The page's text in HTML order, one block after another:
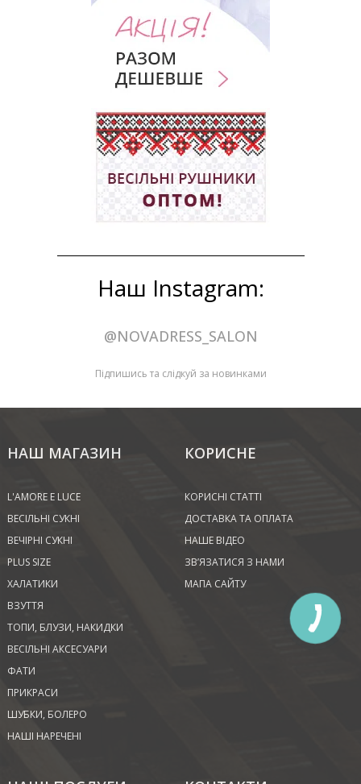
Наш Instagram:
@NOVADRESS_SALON
Підпишись та слідкуй за новинками
НАШ МАГАЗИН
L'AMORE E LUCE
ВЕСІЛЬНІ СУКНІ
ВЕЧІРНІ СУКНІ
PLUS SIZE
ХАЛАТИКИ
ВЗУТТЯ
ТОПИ, БЛУЗИ, НАКИДКИ
ВЕСІЛЬНІ АКСЕСУАРИ
ФАТИ
ПРИКРАСИ
ШУБКИ, БОЛЕРО
НАШІ НАРЕЧЕНІ
КОРИСНЕ
КОРИСНІ СТАТТІ
ДОСТАВКА ТА ОПЛАТА
НАШЕ ВІДЕО
ЗВ’ЯЗАТИСЯ З НАМИ
МАПА САЙТУ